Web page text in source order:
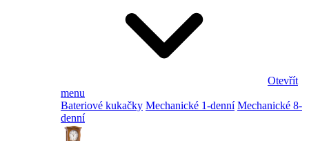
Otevřít
menu
Bateriové kukačky Mechanické 1-denní Mechanické 8-
denní